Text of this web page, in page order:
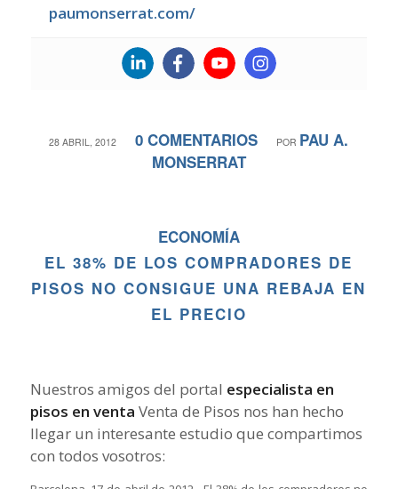
paumonserrat.com/
28 ABRIL, 2012
/ 0 COMENTARIOS
/ POR PAU A.
MONSERRAT
ECONOMÍA
EL 38% DE LOS COMPRADORES DE
PISOS NO CONSIGUE UNA REBAJA EN
EL PRECIO
Nuestros amigos del portal especialista en
pisos en venta Venta de Pisos nos han hecho
llegar un interesante estudio que compartimos
con todos vosotros: